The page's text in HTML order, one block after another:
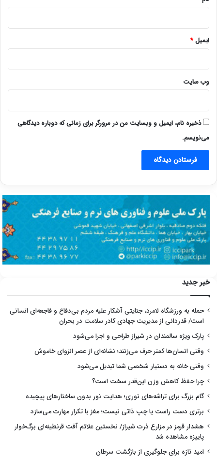
ایمیل*
وب‌ سایت
ذخیره نام، ایمیل و وبسایت من در مرورگر برای زمانی که دوباره دیدگاهی
می‌نویسم.
خبر جدید
حمله به ورزشگاه لامرد، جنایتی آشکار علیه مردم بی‌دفاع و فاجعه‌ای انسانی
است/ قدردانی از مدیریت جهادی کادر سلامت در بحران
پارک ویژه سالمندان در شیراز طراحی و اجرا می‌شود
وقتی انسان‌ها کمتر حرف می‌زنند؛ نشانه‌ای از عصر انزوای خاموش
وقتی خانه به دستیار شخصی شما تبدیل می‌شود
چرا حفظ کاهش وزن این‌قدر سخت است؟
گام بزرگ برای تراشه‌های نوری؛ هدایت نور بدون ساختارهای پیچیده
برتری دست راست یا چپ ذاتی نیست؛ مغز با تکرار مهارت می‌سازد
هشدار قرمز در مزارع ذرت شیراز/ نخستین علائم آفت قرنطینه‌ای برگ‌خوار
پاییزه مشاهده شد
امید تازه برای جلوگیری از بازگشت سرطان